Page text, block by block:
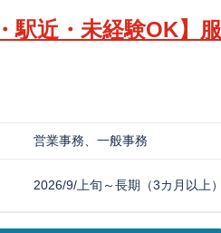
駅近・未経験OK】
営業事務、一般事務
2026/9/上旬～長期（3カ月以上）